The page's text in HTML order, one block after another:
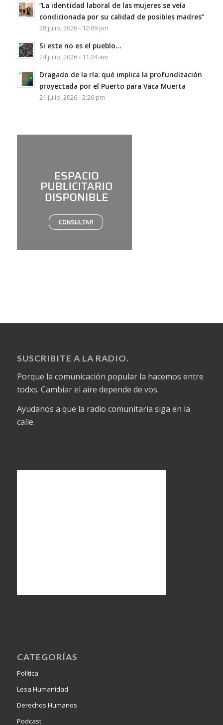
“La identidad laboral de las mujeres se veía
condicionada por su calidad de posibles madres”
28 julio, 2026 - 12:09 pm
Si este no es el pueblo…
24 julio, 2026 - 11:24 am
Dragado de la ría: qué implica la profundización
proyectada por el Puerto para Vaca Muerta
21 julio, 2026 - 2:26 pm
SUSCRIBITE A LA RADIO.
Porque la comunicación popular la hacemos entre
todxs. Cambiar el aire depende de vos.
Ayudanos a que la radio comunitaria siga en la
calle.
CATEGORÍAS
Política
Lesa Humanidad
Derechos Humanos
Podcast